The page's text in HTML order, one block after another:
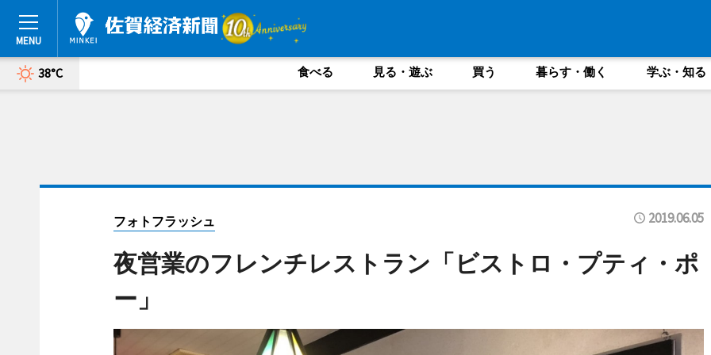
38°C 食べる 見る・遊ぶ 買う 暮らす・働く 学ぶ・知る
フォトフラッシュ 2019.06.05
夜営業のフレンチレストラン「ビストロ・プティ・ポ
ー」